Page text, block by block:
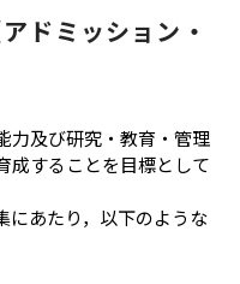
ドミッション・
力及び研究・教育・管理
成することを目標として
にあたり，以下のような